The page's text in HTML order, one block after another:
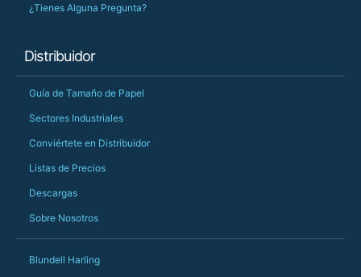
¿Tienes Alguna Pregunta?
Distribuidor
Guía de Tamaño de Papel
Sectores Industriales
Conviértete en Distribuidor
Listas de Precios
Descargas
Sobre Nosotros
Blundell Harling